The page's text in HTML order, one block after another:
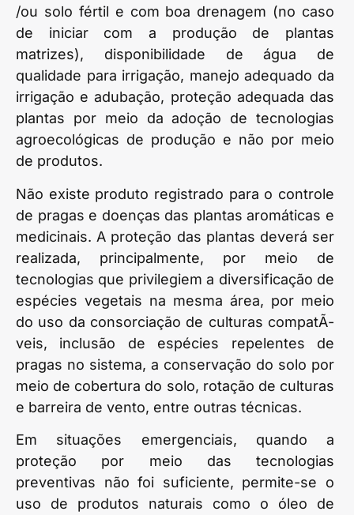
/ou solo fértil e com boa drenagem (no caso
de iniciar com a produção de plantas
matrizes), disponibilidade de água de
qualidade para irrigação, manejo adequado da
irrigação e adubação, proteção adequada das
plantas por meio da adoção de tecnologias
agroecológicas de produção e não por meio
de produtos.
Não existe produto registrado para o controle
de pragas e doenças das plantas aromáticas e
medicinais. A proteção das plantas deverá ser
realizada, principalmente, por meio de
tecnologias que privilegiem a diversificação de
espécies vegetais na mesma área, por meio
do uso da consorciação de culturas compatÃ­
veis, inclusão de espécies repelentes de
pragas no sistema, a conservação do solo por
meio de cobertura do solo, rotação de culturas
e barreira de vento, entre outras técnicas.
Em situações emergenciais, quando a
proteção por meio das tecnologias
preventivas não foi suficiente, permite-se o
uso de produtos naturais como o óleo de